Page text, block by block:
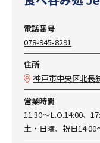
電話番号
078-945-8291
住所
神戸市中央区北長
営業時間
11:30～L.O.14:00、
土・日曜、祝日14:00